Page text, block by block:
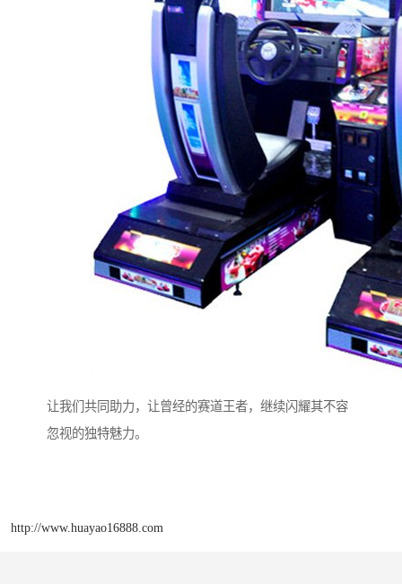
让我们共同助力，让曾经的赛道王者，继续闪耀其不容
忽视的独特魅力。
http://www.huayao16888.com